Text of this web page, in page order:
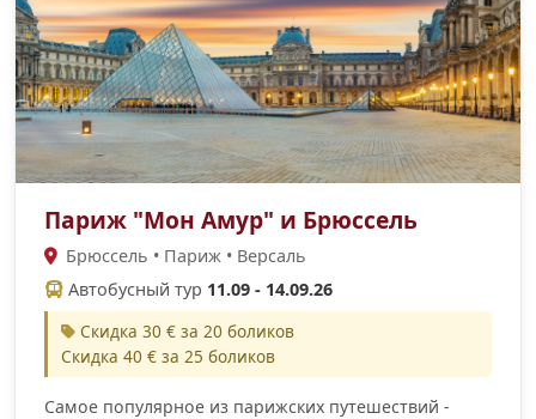
Париж "Мон Амур" и Брюссель
Брюссель • Париж • Версаль
Автобусный тур 11.09 - 14.09.26
Скидка 30 € за 20 боликов
Скидка 40 € за 25 боликов
Самое популярное из парижских путешествий -